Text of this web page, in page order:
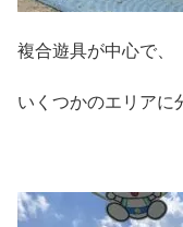
複合遊具が中心で、
いくつかのエリアに